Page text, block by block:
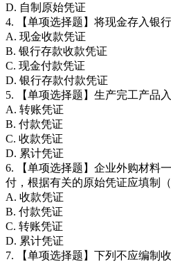
D. 自制原始凭证
4. 【单项选择题】将现金存入银
A. 现金收款凭证
B. 银行存款收款凭证
C. 现金付款凭证
D. 银行存款付款凭证
5. 【单项选择题】生产完工产品入
A. 转账凭证
B. 付款凭证
C. 收款凭证
D. 累计凭证
6. 【单项选择题】企业外购材料
付，根据有关的原始凭证应填制（
A. 收款凭证
B. 付款凭证
C. 转账凭证
D. 累计凭证
7. 【单项选择题】下列不应编制